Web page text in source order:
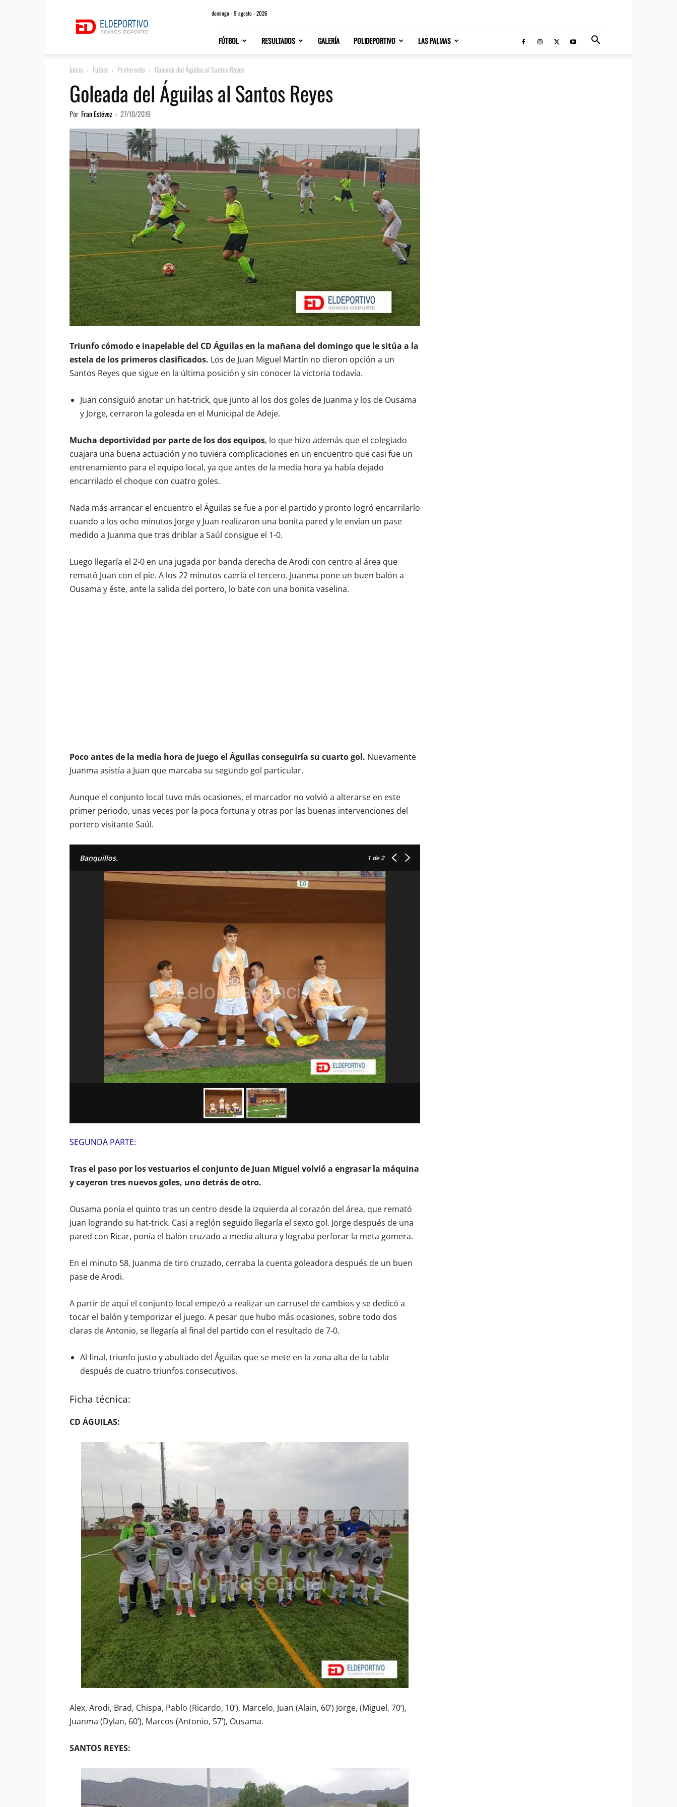
domingo - 9 agosto - 2026
FÚTBOL RESULTADOS GALERÍA POLIDEPORTIVO LAS PALMAS
Inicio Fútbol Preferente Goleada del Águilas al Santos Reyes
Goleada del Águilas al Santos Reyes
Por Fran Estévez - 27/10/2019
Triunfo cómodo e inapelable del CD Águilas en la mañana del domingo que le sitúa a la
estela de los primeros clasificados. Los de Juan Miguel Martín no dieron opción a un
Santos Reyes que sigue en la última posición y sin conocer la victoria todavía.
Juan consiguió anotar un hat-trick, que junto al los dos goles de Juanma y los de Ousama
y Jorge, cerraron la goleada en el Municipal de Adeje.
Mucha deportividad por parte de los dos equipos, lo que hizo además que el colegiado
cuajara una buena actuación y no tuviera complicaciones en un encuentro que casi fue un
entrenamiento para el equipo local, ya que antes de la media hora ya había dejado
encarrilado el choque con cuatro goles.
Nada más arrancar el encuentro el Águilas se fue a por el partido y pronto logró encarrilarlo
cuando a los ocho minutos Jorge y Juan realizaron una bonita pared y le envían un pase
medido a Juanma que tras driblar a Saúl consigue el 1-0.
Luego llegaría el 2-0 en una jugada por banda derecha de Arodi con centro al área que
remató Juan con el pie. A los 22 minutos caería el tercero. Juanma pone un buen balón a
Ousama y éste, ante la salida del portero, lo bate con una bonita vaselina.
Poco antes de la media hora de juego el Águilas conseguiría su cuarto gol. Nuevamente
Juanma asistía a Juan que marcaba su segundo gol particular.
Aunque el conjunto local tuvo más ocasiones, el marcador no volvió a alterarse en este
primer periodo, unas veces por la poca fortuna y otras por las buenas intervenciones del
portero visitante Saúl.
Banquillos. 1 de 2
SEGUNDA PARTE:
Tras el paso por los vestuarios el conjunto de Juan Miguel volvió a engrasar la máquina
y cayeron tres nuevos goles, uno detrás de otro.
Ousama ponía el quinto tras un centro desde la izquierda al corazón del área, que remató
Juan logrando su hat-trick. Casi a reglón seguido llegaría el sexto gol. Jorge después de una
pared con Ricar, ponía el balón cruzado a media altura y lograba perforar la meta gomera.
En el minuto 58, Juanma de tiro cruzado, cerraba la cuenta goleadora después de un buen
pase de Arodi.
A partir de aquí el conjunto local empezó a realizar un carrusel de cambios y se dedicó a
tocar el balón y temporizar el juego. A pesar que hubo más ocasiones, sobre todo dos
claras de Antonio, se llegaría al final del partido con el resultado de 7-0.
Al final, triunfo justo y abultado del Águilas que se mete en la zona alta de la tabla
después de cuatro triunfos consecutivos.
Ficha técnica:
CD ÁGUILAS:
Alex, Arodi, Brad, Chispa, Pablo (Ricardo, 10’), Marcelo, Juan (Alain, 60’) Jorge, (Miguel, 70’),
Juanma (Dylan, 60’), Marcos (Antonio, 57’), Ousama.
SANTOS REYES: